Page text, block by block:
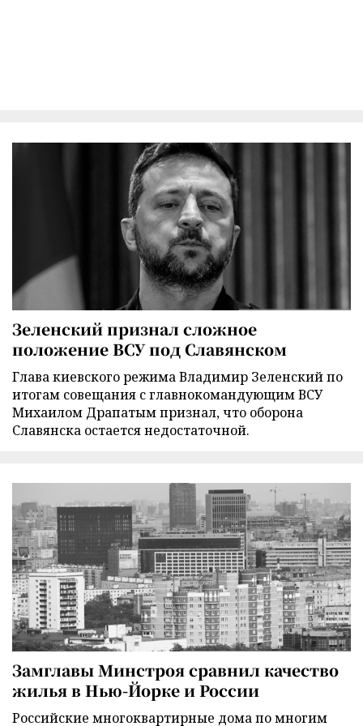
Зеленский признал сложное
положение ВСУ под Славянском
Глава киевского режима Владимир Зеленский по
итогам совещания с главнокомандующим ВСУ
Михаилом Драпатым признал, что оборона
Славянска остается недостаточной.
Замглавы Минстроя сравнил качество
жилья в Нью-Йорке и России
Российские многоквартирные дома по многим